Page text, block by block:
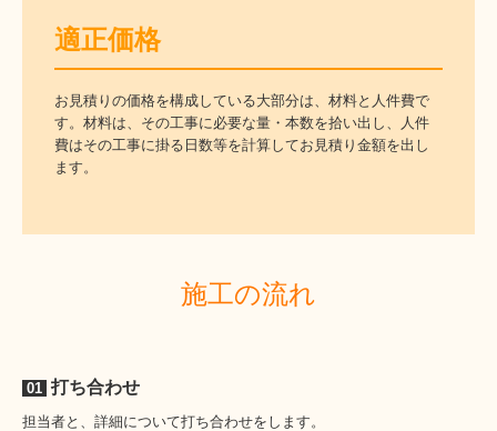
適正価格
お見積りの価格を構成している大部分は、材料と人件費で
す。材料は、その工事に必要な量・本数を拾い出し、人件
費はその工事に掛る日数等を計算してお見積り金額を出し
ます。
施工の流れ
01 打ち合わせ
担当者と、詳細について打ち合わせをします。